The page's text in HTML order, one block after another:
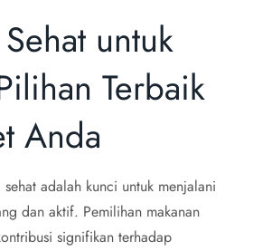
untuk
Terbaik
Anda
adalah kunci untuk menjalani
dan aktif. Pemilihan makanan
signifikan terhadap